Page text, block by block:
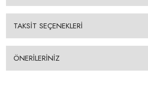
TAKSİT SEÇENEKLERİ
ÖNERİLERİNİZ